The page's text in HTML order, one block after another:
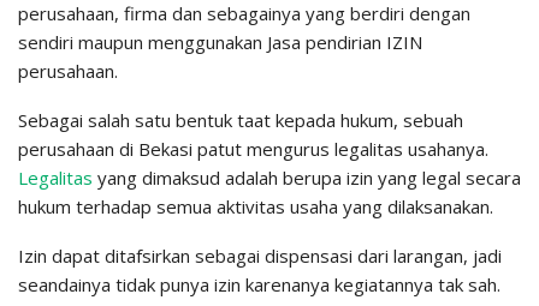
perusahaan, firma dan sebagainya yang berdiri dengan
sendiri maupun menggunakan Jasa pendirian IZIN
perusahaan.
Sebagai salah satu bentuk taat kepada hukum, sebuah
perusahaan di Bekasi patut mengurus legalitas usahanya.
Legalitas yang dimaksud adalah berupa izin yang legal secara
hukum terhadap semua aktivitas usaha yang dilaksanakan.
Izin dapat ditafsirkan sebagai dispensasi dari larangan, jadi
seandainya tidak punya izin karenanya kegiatannya tak sah.